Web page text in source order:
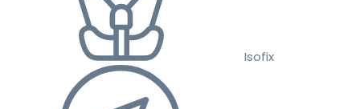
Isofix